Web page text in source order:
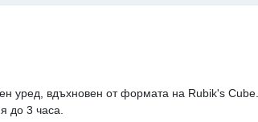
уред, вдъхновен от формата на Rubik's
до 3 часа.